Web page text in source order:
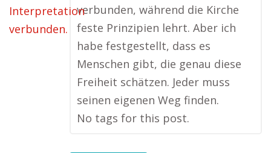
verbunden, während die Kirche
feste Prinzipien lehrt. Aber ich
habe festgestellt, dass es
Menschen gibt, die genau diese
Freiheit schätzen. Jeder muss
seinen eigenen Weg finden.
No tags for this post.